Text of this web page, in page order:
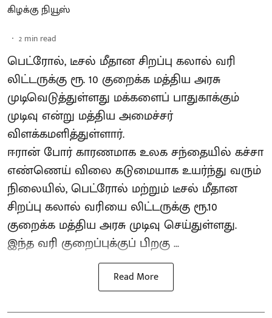
கிழக்கு நியூஸ்
2 min read
பெட்ரோல், டீசல் மீதான சிறப்பு கலால் வரி
லிட்டருக்கு ரூ. 10 குறைக்க மத்திய அரசு
முடிவெடுத்துள்ளது மக்களைப் பாதுகாக்கும்
முடிவு என்று மத்திய அமைச்சர்
விளக்கமளித்துள்ளார்.
ஈரான் போர் காரணமாக உலக சந்தையில் கச்சா
எண்ணெய் விலை கடுமையாக உயர்ந்து வரும்
நிலையில், பெட்ரோல் மற்றும் டீசல் மீதான
சிறப்பு கலால் வரியை லிட்டருக்கு ரூ.10
குறைக்க மத்திய அரசு முடிவு செய்துள்ளது.
இந்த வரி குறைப்புக்குப் பிறகு ...
Read More